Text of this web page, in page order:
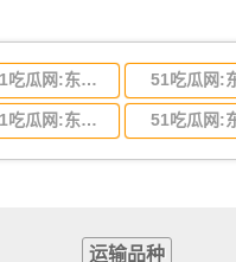
51吃瓜网:东莞到陕西省物流运输,东莞到陕西省物流公司
51吃瓜网:东莞到福建省物流运输,东莞到福建省物流公司
运输品种